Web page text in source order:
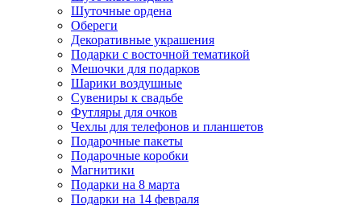
Шуточные ордена
Обереги
Декоративные украшения
Подарки с восточной тематикой
Мешочки для подарков
Шарики воздушные
Сувениры к свадьбе
Футляры для очков
Чехлы для телефонов и планшетов
Подарочные пакеты
Подарочные коробки
Магнитики
Подарки на 8 марта
Подарки на 14 февраля